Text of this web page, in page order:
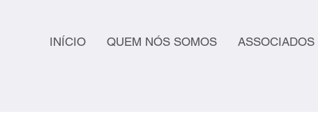
INÍCIO QUEM NÓS SOMOS ASSOCIADOS